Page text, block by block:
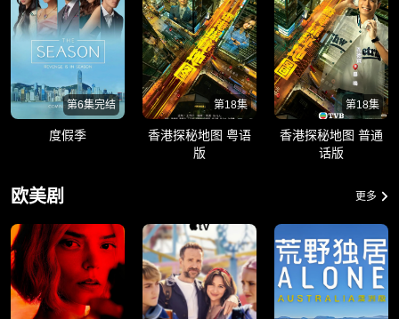
第6集完结
度假季
第18集
香港探秘地图 粤语
版
第18集
香港探秘地图 普通
话版
欧美剧 更多